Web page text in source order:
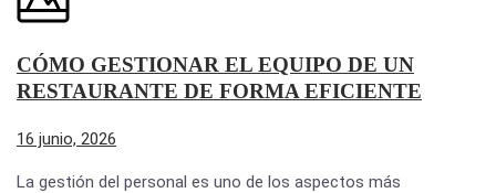
CÓMO GESTIONAR EL EQUIPO DE UN
RESTAURANTE DE FORMA EFICIENTE
16 junio, 2026
La gestión del personal es uno de los aspectos más